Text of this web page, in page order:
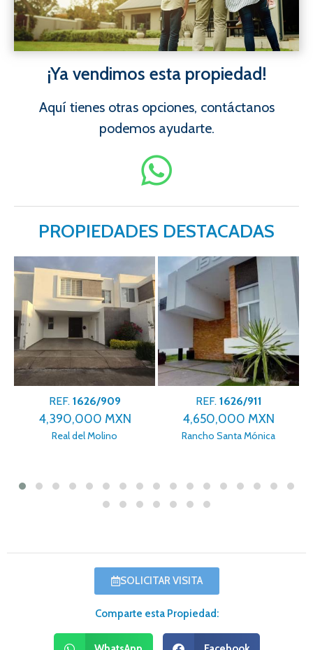
¡Ya vendimos esta propiedad!
Aquí tienes otras opciones, contáctanos
podemos ayudarte.
PROPIEDADES DESTACADAS
REF. 1626/909
4,390,000 MXN
Real del Molino
REF. 1626/911
4,650,000 MXN
Rancho Santa Mónica
SOLICITAR VISITA
Comparte esta Propiedad: